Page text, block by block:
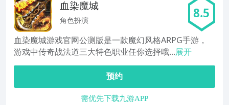
血染魔城
角色扮演 8.5
血染魔城游戏官网公测版是一款魔幻风格ARPG手游，
游戏中传奇战法道三大特色职业任你选择哦...展开
预约
需优先下载九游APP